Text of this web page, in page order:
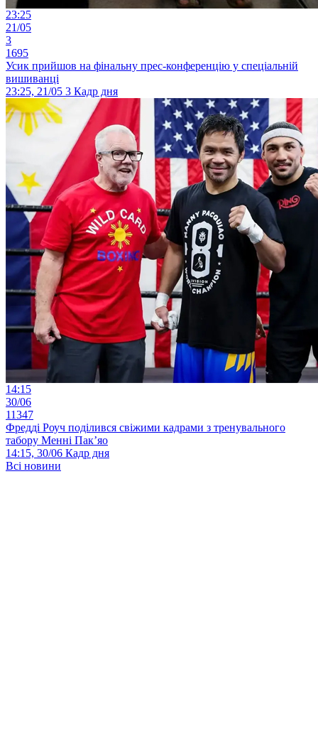
23:25
21/05
3
1695
Усик прийшов на фінальну прес-конференцію у спеціальній
вишиванці
23:25, 21/05 3 Кадр дня
14:15
30/06
11347
Фредді Роуч поділився свіжими кадрами з тренувального
табору Менні Пак’яо
14:15, 30/06 Кадр дня
Всі новини